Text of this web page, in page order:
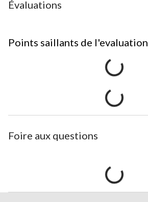
Évaluations
Points saillants de l'evaluation
Foire aux questions